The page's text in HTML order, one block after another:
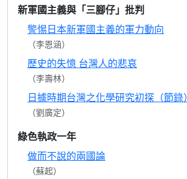
新軍國主義與「三腳仔」批判
警惕日本新軍國主義的軍力動向
（李恩涵）
歷史的失憶 台灣人的悲哀
（李壽林）
日據時期台灣之化學研究初探（節錄）
（劉廣定）
綠色執政一年
做而不說的兩國論
（蘇起）